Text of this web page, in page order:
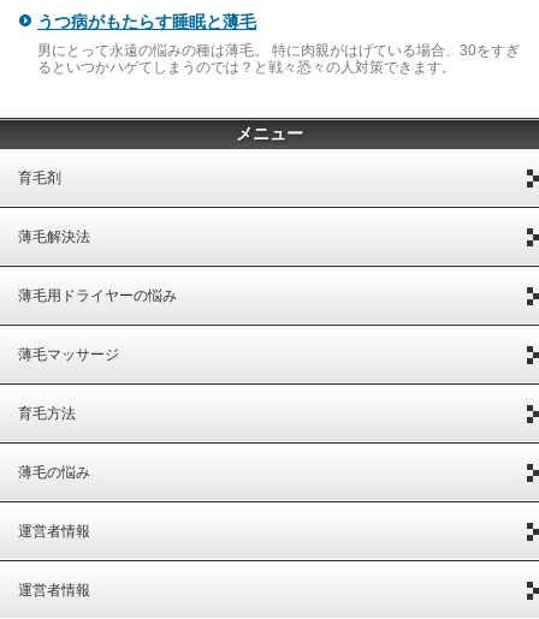
うつ病がもたらす睡眠と薄毛
男にとって永遠の悩みの種は薄毛。 特に肉親がはげている場合、30をすぎ
るといつかハゲてしまうのでは？と戦々恐々の人対策できます。
メニュー
育毛剤
薄毛解決法
薄毛用ドライヤーの悩み
薄毛マッサージ
育毛方法
薄毛の悩み
運営者情報
運営者情報